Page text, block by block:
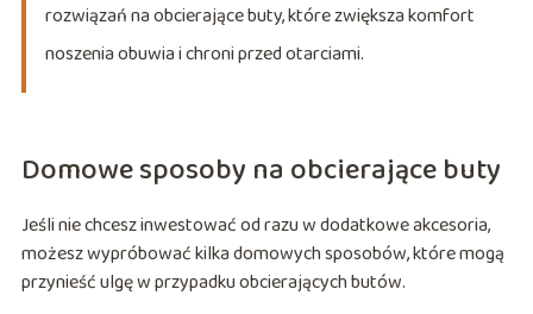
rozwiązań na obcierające buty, które zwiększa komfort
noszenia obuwia i chroni przed otarciami.
Domowe sposoby na obcierające buty
Jeśli nie chcesz inwestować od razu w dodatkowe akcesoria,
możesz wypróbować kilka domowych sposobów, które mogą
przynieść ulgę w przypadku obcierających butów.